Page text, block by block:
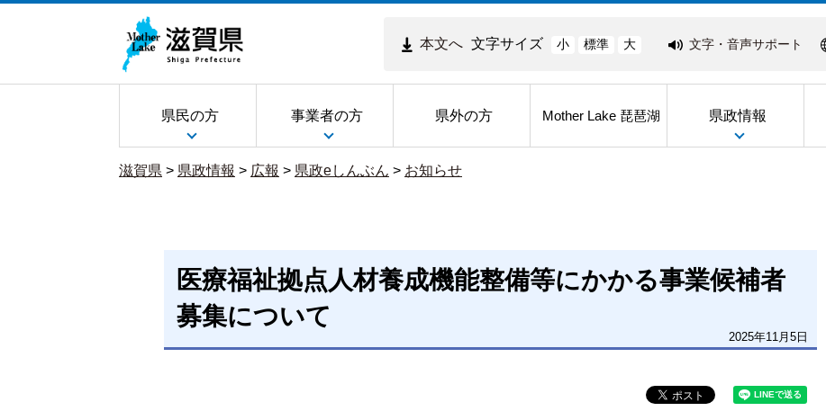
本文へ 文字サイズ 小 標準 大 文字・音声サポート
県民の方 事業者の方 県外の方 Mother Lake 琵琶湖 県政情報
滋賀県 > 県政情報 > 広報 > 県政eしんぶん > お知らせ
医療福祉拠点人材養成機能整備等にかかる事業候補者
募集について
2025年11月5日